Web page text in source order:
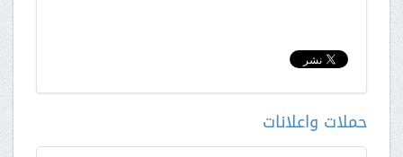
حملات واعلانات